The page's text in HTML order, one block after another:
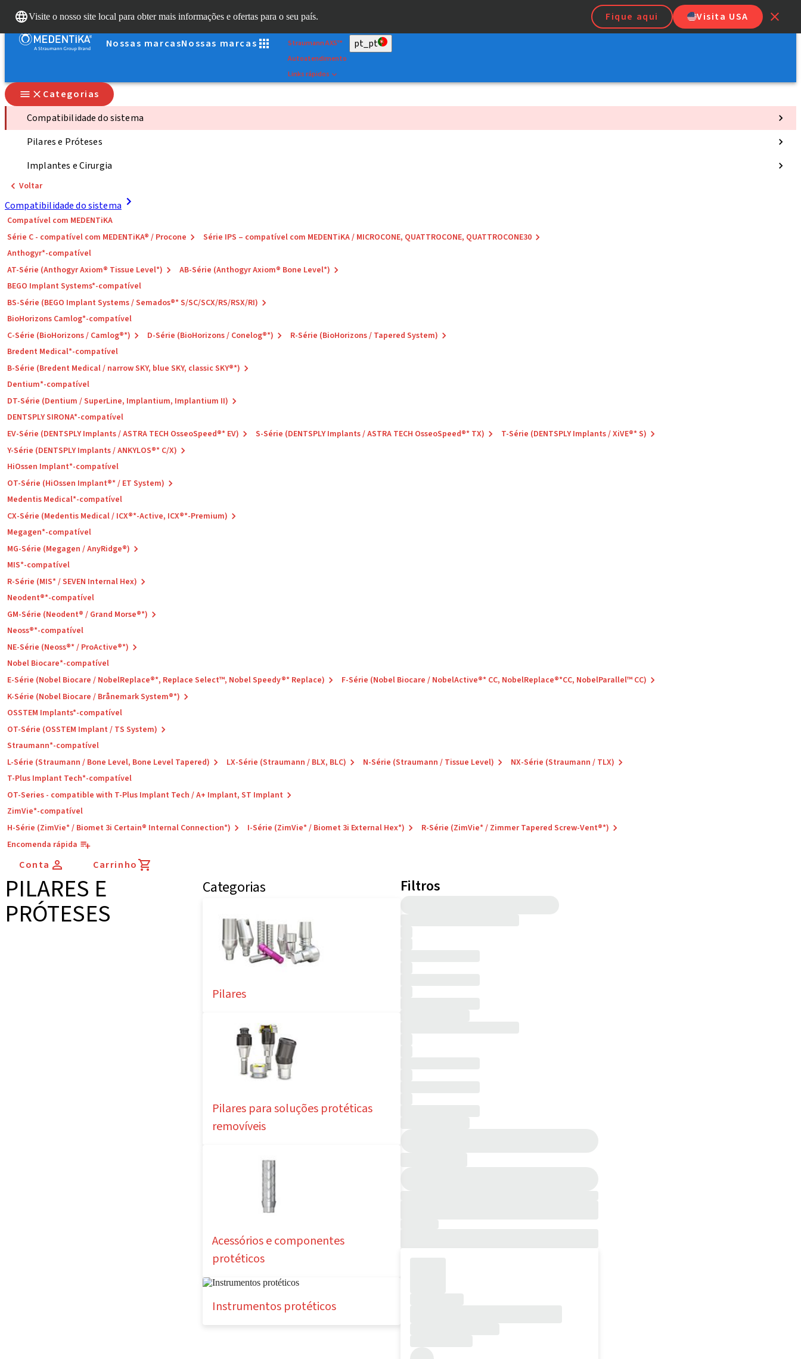
Visite o nosso site local para obter mais informações e ofertas para o seu país. Fique aqui Visita USA
Nossas marcasNossas marcas
Scan&Shape
Straumann AXS™
Autoatendimento
Links rápidos
pt_pt
Categorias
Compatibilidade do sistema
Pilares e Próteses
Implantes e Cirurgia
Voltar
Compatibilidade do sistema
Compatível com MEDENTiKA
Série C - compatível com MEDENTiKA® / Procone
Série IPS – compatível com MEDENTiKA / MICROCONE, QUATTROCONE, QUATTROCONE30
Anthogyr*-compatível
AT-Série (Anthogyr Axiom® Tissue Level*)
AB-Série (Anthogyr Axiom® Bone Level*)
BEGO Implant Systems*-compatível
BS-Série (BEGO Implant Systems / Semados®* S/SC/SCX/RS/RSX/RI)
BioHorizons Camlog*-compatível
C-Série (BioHorizons / Camlog®*)
D-Série (BioHorizons / Conelog®*)
R-Série (BioHorizons / Tapered System)
Bredent Medical*-compatível
B-Série (Bredent Medical / narrow SKY, blue SKY, classic SKY®*)
Dentium*-compatível
DT-Série (Dentium / SuperLine, Implantium, Implantium II)
DENTSPLY SIRONA*-compatível
EV-Série (DENTSPLY Implants / ASTRA TECH OsseoSpeed®* EV)
S-Série (DENTSPLY Implants / ASTRA TECH OsseoSpeed®* TX)
T-Série (DENTSPLY Implants / XiVE®* S)
Y-Série (DENTSPLY Implants / ANKYLOS®* C/X)
HiOssen Implant*-compatível
OT-Série (HiOssen Implant®* / ET System)
Medentis Medical*-compatível
CX-Série (Medentis Medical / ICX®*-Active, ICX®*-Premium)
Megagen*-compatível
MG-Série (Megagen / AnyRidge®)
MIS*-compatível
R-Série (MIS* / SEVEN Internal Hex)
Neodent®*-compatível
GM-Série (Neodent® / Grand Morse®*)
Neoss®*-compatível
NE-Série (Neoss®* / ProActive®*)
Nobel Biocare*-compatível
E-Série (Nobel Biocare / NobelReplace®*, Replace Select™, Nobel Speedy®* Replace)
F-Série (Nobel Biocare / NobelActive®* CC, NobelReplace®*CC, NobelParallel™ CC)
K-Série (Nobel Biocare / Brånemark System®*)
OSSTEM Implants*-compatível
OT-Série (OSSTEM Implant / TS System)
Straumann*-compatível
L-Série (Straumann / Bone Level, Bone Level Tapered)
LX-Série (Straumann / BLX, BLC) N-Série (Straumann / Tissue Level)
NX-Série (Straumann / TLX)
T-Plus Implant Tech*-compatível
OT-Series - compatible with T-Plus Implant Tech / A+ Implant, ST Implant
ZimVie*-compatível
H-Série (ZimVie* / Biomet 3i Certain® Internal Connection*)
I-Série (ZimVie* / Biomet 3i External Hex*)
R-Série (ZimVie* / Zimmer Tapered Screw-Vent®*)
Encomenda rápida
Conta Carrinho
PILARES E
PRÓTESES
Categorias
Pilares
Pilares para soluções protéticas
removíveis
Acessórios e componentes
protéticos
Instrumentos protéticos
Filtros